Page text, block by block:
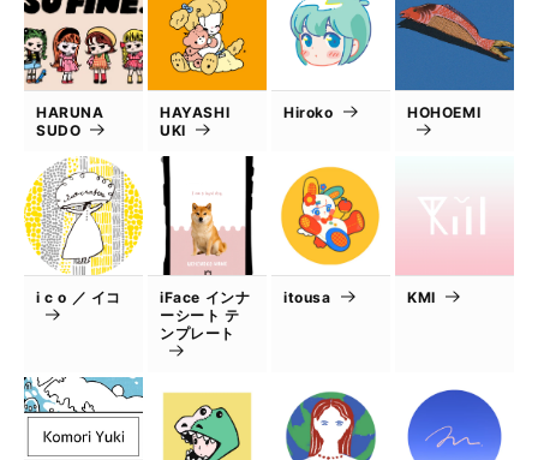
HARUNA
SUDO
HAYASHI
UKI
Hiroko HOHOEMI
i c o ／ イコ
iFace インナ
ーシート テ
ンプレート
itousa KMI